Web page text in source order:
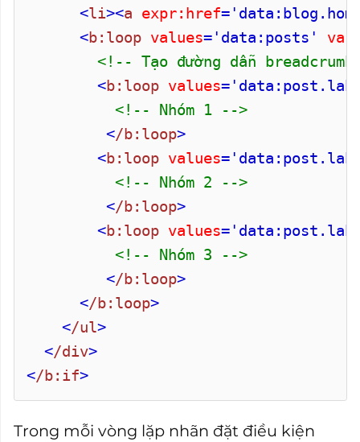
<li><a expr:href
<b:loop values='data:posts' var
<!-- Tạo đường dẫn
<b:loop values
<!-- Nhóm 1 -->
</b:loop>
<b:loop values
<!-- Nhóm 2 -->
</b:loop>
<b:loop values
<!-- Nhóm 3 -->
</b:loop>
</b:loop>
</ul>
</div>
</b:if>
Trong mỗi vòng lặp nhãn đặt điều kiện